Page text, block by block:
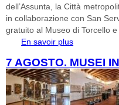
dell’Assunta, la Città
in collaborazione con San
gratuito al Museo di Torcello
En savoir plus
7 AGOSTO. MUSEI